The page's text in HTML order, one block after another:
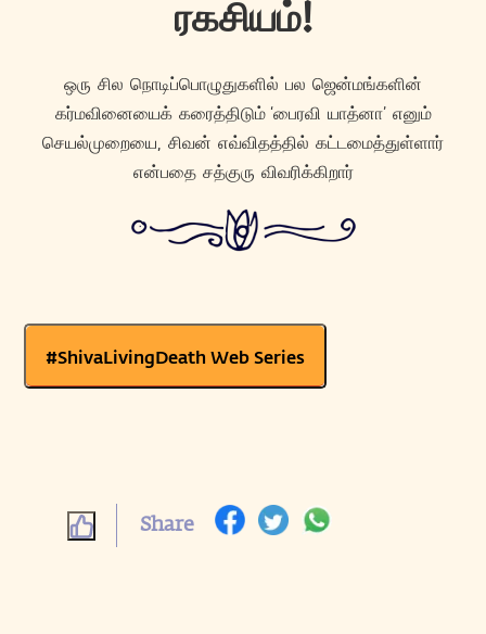
ரகசியம்!
ஒரு சில நொடிப்பொழுதுகளில் பல ஜென்மங்களின்
கர்மவினையைக் கரைத்திடும் ‘பைரவி யாத்னா’ எனும்
செயல்முறையை, சிவன் எவ்விதத்தில் கட்டமைத்துள்ளார்
என்பதை சத்குரு விவரிக்கிறார்
#ShivaLivingDeath Web Series
Share